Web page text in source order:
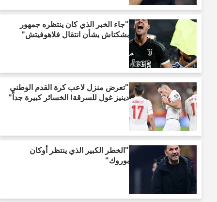
"جاء الخبر الذي كان ينتظره جمهور
بشكتاش بشأن انتقال فلاهوفيتش"
"تعرض منزل لاعب كرة القدم الوطني
دينيز غول للسرقة! الخسائر كبيرة جداً"
"الخطر الكبير الذي ينتظر أوكان
بوروك"